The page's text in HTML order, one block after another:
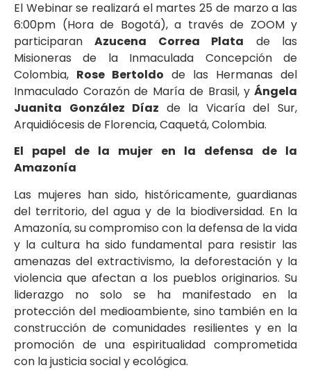
El Webinar se realizará el martes 25 de marzo a las
6:00pm (Hora de Bogotá), a través de ZOOM y
participaranAzucena Correa Plata de las
Misioneras de la Inmaculada Concepción de
Colombia, Rose Bertoldo de las Hermanas del
Inmaculado Corazón de María de Brasil, y Ángela
Juanita González Díaz de la Vicaría del Sur,
Arquidiócesis de Florencia, Caquetá, Colombia.
El papel de la mujer en la defensa de la
Amazonía
Las mujeres han sido, históricamente, guardianas
del territorio, del agua y de la biodiversidad. En la
Amazonía, su compromiso con la defensa de la vida
y la cultura ha sido fundamental para resistir las
amenazas del extractivismo, la deforestación y la
violencia que afectan a los pueblos originarios. Su
liderazgo no solo se ha manifestado en la
protección del medioambiente, sino también en la
construcción de comunidades resilientes y en la
promoción de una espiritualidad comprometida
con la justicia social y ecológica.